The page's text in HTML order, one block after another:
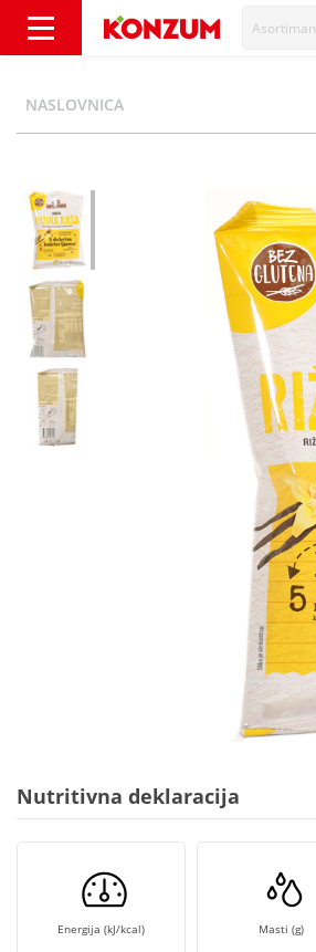
Asortiman
NASLOVNICA
Nutritivna deklaracija
Energija (kJ/kcal) Masti (g)